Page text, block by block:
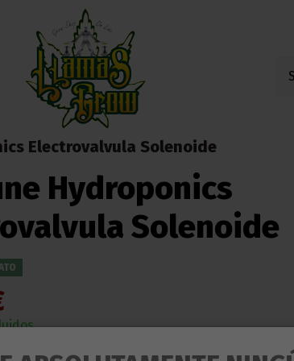
Electrovalvula Solenoide
Hydroponics
Solenoide